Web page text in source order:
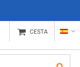
CESTA